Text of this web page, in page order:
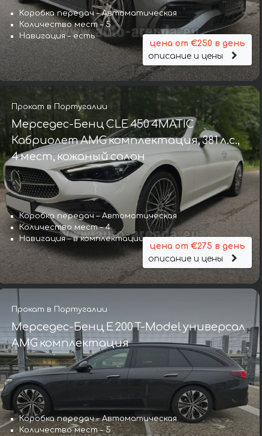
Коробка передач – Автоматическая
Количество мест – 5
Навигация – есть
цена от €250 в день
описание и цены
Прокат в Португалии
Мерседес-Бенц CLE 450 4MATIC
Кабриолет AMG комплектация, 381 л.с.,
4 мест, кожаный салон
Коробка передач – Автоматическая
Количество мест – 4
Навигация – в комплектации
цена от €275 в день
описание и цены
Прокат в Португалии
Мерседес-Бенц E 200 T-Model универсал
AMG комплектация
Коробка передач – Автоматическая
Количество мест – 5